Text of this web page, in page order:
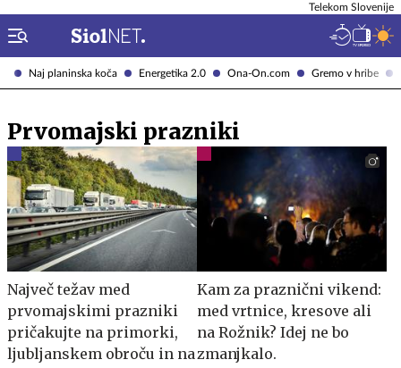
Naj planinska koča Energetika 2.0 Ona-On.com Gremo v hribe
Telekom Slovenije
Prvomajski prazniki
Največ težav med
prvomajskimi prazniki
pričakujte na primorki,
ljubljanskem obroču in na
Kam za praznični vikend:
med vrtnice, kresove ali
na Rožnik? Idej ne bo
zmanjkalo.